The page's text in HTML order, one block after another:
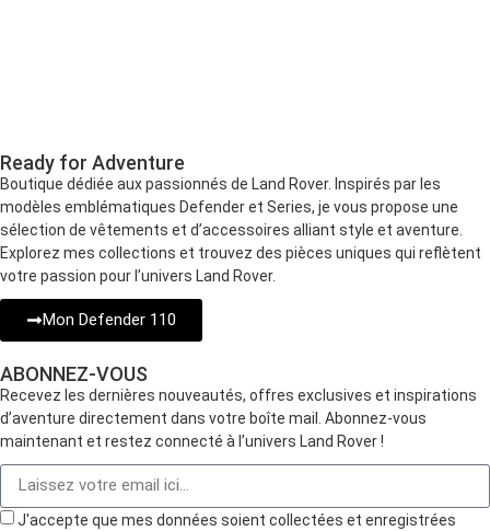
Ready for Adventure
Boutique dédiée aux passionnés de Land Rover. Inspirés par les
modèles emblématiques Defender et Series, je vous propose une
sélection de vêtements et d’accessoires alliant style et aventure.
Explorez mes collections et trouvez des pièces uniques qui reflètent
votre passion pour l’univers Land Rover.
Mon Defender 110
ABONNEZ-VOUS
Recevez les dernières nouveautés, offres exclusives et inspirations
d’aventure directement dans votre boîte mail. Abonnez-vous
maintenant et restez connecté à l’univers Land Rover !
J'accepte que mes données soient collectées et enregistrées